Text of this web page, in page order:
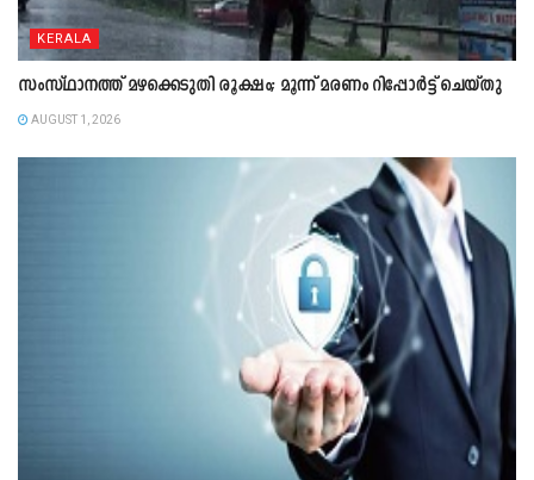
KERALA
സംസ്ഥാനത്ത് മഴക്കെടുതി രൂക്ഷം; മൂന്ന് മരണം റിപ്പോർട്ട് ചെയ്തു
AUGUST 1, 2026